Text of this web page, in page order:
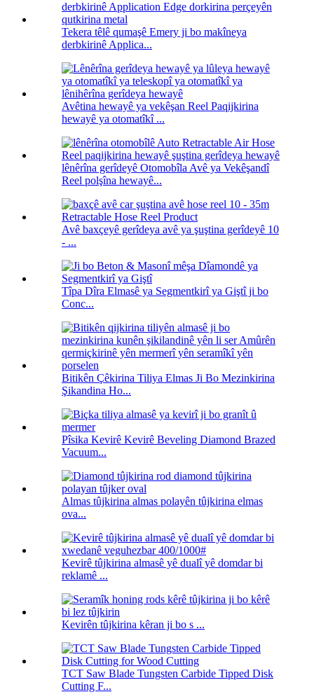
Tekera têlê qumaşê Emery ji bo makîneya
derbkirinê Applica...
Avêtina hewayê ya vekêşan Reel Paqijkirina
hewayê ya otomatîkî ...
lênêrîna gerîdeyê Otomobîla Avê ya Vekêşandî
Reel polşîna hewayê...
Avê baxçeyê gerîdeya avê ya şuştina gerîdeyê 10
- ...
Tîpa Dîra Elmasê ya Segmentkirî ya Giştî ji bo
Conc...
Bitikên Çêkirina Tiliya Elmas Ji Bo Mezinkirina
Şikandina Ho...
Pîsika Kevirê Kevirê Beveling Diamond Brazed
Vacuum...
Almas tûjkirina almas polayên tûjkirina elmas
ova...
Kevirê tûjkirina almasê yê dualî yê domdar bi
reklamê ...
Kevirên tûjkirina kêran ji bo s ...
TCT Saw Blade Tungsten Carbide Tipped Disk
Cutting F...